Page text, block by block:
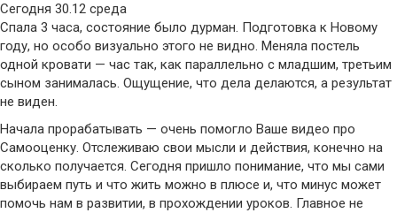
Сегодня 30.12 среда
Спала 3 часа, состояние было дурман. Подготовка к Новому
году, но особо визуально этого не видно. Меняла постель
одной кровати — час так, как параллельно с младшим, третьим
сыном занималась. Ощущение, что дела делаются, а результат
не виден.
Начала прорабатывать — очень помогло Ваше видео про
Самооценку. Отслеживаю свои мысли и действия, конечно на
сколько получается. Сегодня пришло понимание, что мы сами
выбираем путь и что жить можно в плюсе и, что минус может
помочь нам в развитии, в прохождении уроков. Главное не